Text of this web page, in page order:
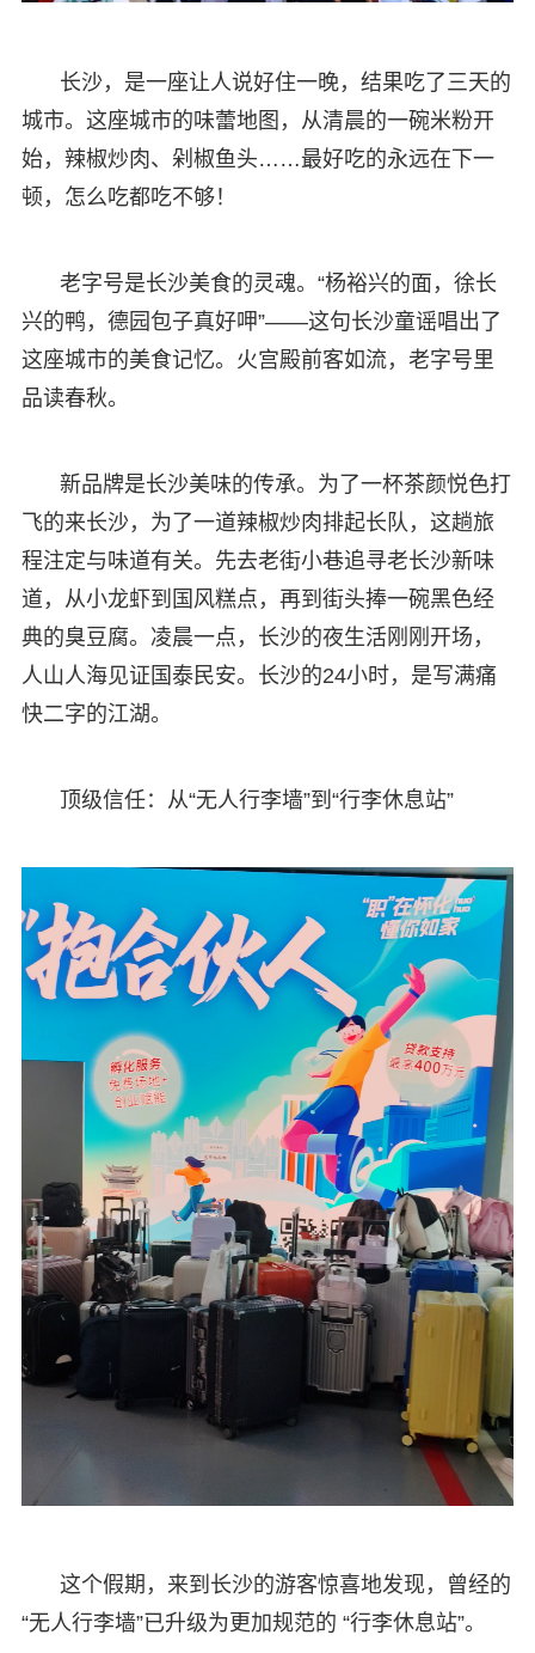
长沙，是一座让人说好住一晚，结果吃了三天的
城市。这座城市的味蕾地图，从清晨的一碗米粉开
始，辣椒炒肉、剁椒鱼头……最好吃的永远在下一
顿，怎么吃都吃不够！
老字号是长沙美食的灵魂。“杨裕兴的面，徐长
兴的鸭，德园包子真好呷”——这句长沙童谣唱出了
这座城市的美食记忆。火宫殿前客如流，老字号里
品读春秋。
新品牌是长沙美味的传承。为了一杯茶颜悦色打
飞的来长沙，为了一道辣椒炒肉排起长队，这趟旅
程注定与味道有关。先去老街小巷追寻老长沙新味
道，从小龙虾到国风糕点，再到街头捧一碗黑色经
典的臭豆腐。凌晨一点，长沙的夜生活刚刚开场，
人山人海见证国泰民安。长沙的24小时，是写满痛
快二字的江湖。
顶级信任：从“无人行李墙”到“行李休息站”
这个假期，来到长沙的游客惊喜地发现，曾经的
“无人行李墙”已升级为更加规范的 “行李休息站”。